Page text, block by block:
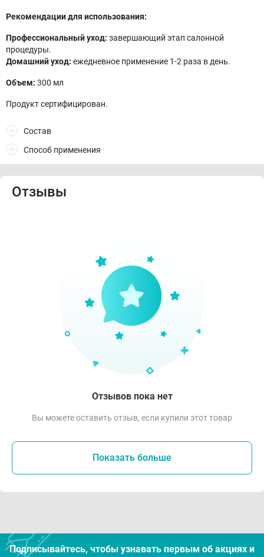
Рекомендации для использования:
Профессиональный уход: завершающий этап салонной
процедуры.
Домашний уход: ежедневное применение 1-2 раза в день.
Объем: 300 мл
Продукт сертифицирован.
Состав
Способ применения
Отзывы
Отзывов пока нет
Вы можете оставить отзыв, если купили этот товар
Показать больше
Подписывайтесь, чтобы узнавать первым об акцияx и